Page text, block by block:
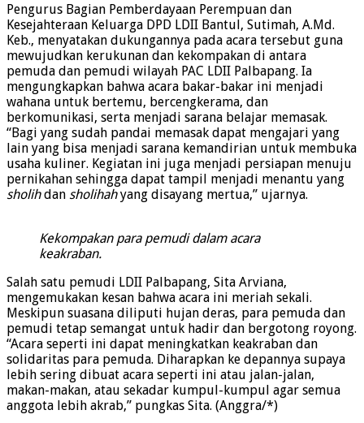
Pengurus Bagian Pemberdayaan Perempuan dan
Kesejahteraan Keluarga DPD LDII Bantul, Sutimah, A.Md.
Keb., menyatakan dukungannya pada acara tersebut guna
mewujudkan kerukunan dan kekompakan di antara
pemuda dan pemudi wilayah PAC LDII Palbapang. Ia
mengungkapkan bahwa acara bakar-bakar ini menjadi
wahana untuk bertemu, bercengkerama, dan
berkomunikasi, serta menjadi sarana belajar memasak.
“Bagi yang sudah pandai memasak dapat mengajari yang
lain yang bisa menjadi sarana kemandirian untuk membuka
usaha kuliner. Kegiatan ini juga menjadi persiapan menuju
pernikahan sehingga dapat tampil menjadi menantu yang
sholihdan sholihahyang disayang mertua,” ujarnya.
Kekompakan para pemudi dalam acara
keakraban.
Salah satu pemudi LDII Palbapang, Sita Arviana,
mengemukakan kesan bahwa acara ini meriah sekali.
Meskipun suasana diliputi hujan deras, para pemuda dan
pemudi tetap semangat untuk hadir dan bergotong royong.
“Acara seperti ini dapat meningkatkan keakraban dan
solidaritas para pemuda. Diharapkan ke depannya supaya
lebih sering dibuat acara seperti ini atau jalan-jalan,
makan-makan, atau sekadar kumpul-kumpul agar semua
anggota lebih akrab,” pungkas Sita. (Anggra/*)